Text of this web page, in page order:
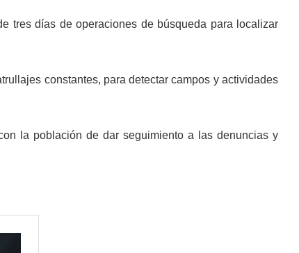
tres días de operaciones de búsqueda para localizar
constantes, para detectar campos y actividades
la población de dar seguimiento a las denuncias y